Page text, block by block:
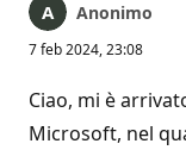
Anonimo
7 feb 2024, 23:08
Ciao, mi è
Microsoft, nel